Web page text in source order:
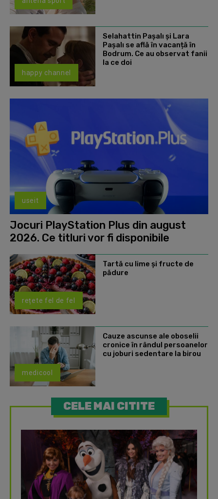
happy channel
Selahattin Paşalı și Lara
Paşalı se află în vacanță în
Bodrum. Ce au observat fanii
la ce doi
useit
Jocuri PlayStation Plus din august
2026. Ce titluri vor fi disponibile
rețete fel de fel
Tartă cu lime și fructe de
pădure
medicool
Cauze ascunse ale oboselii
cronice în rândul persoanelor
cu joburi sedentare la birou
CELE MAI CITITE